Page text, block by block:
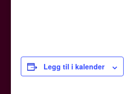
Legg til i kalender